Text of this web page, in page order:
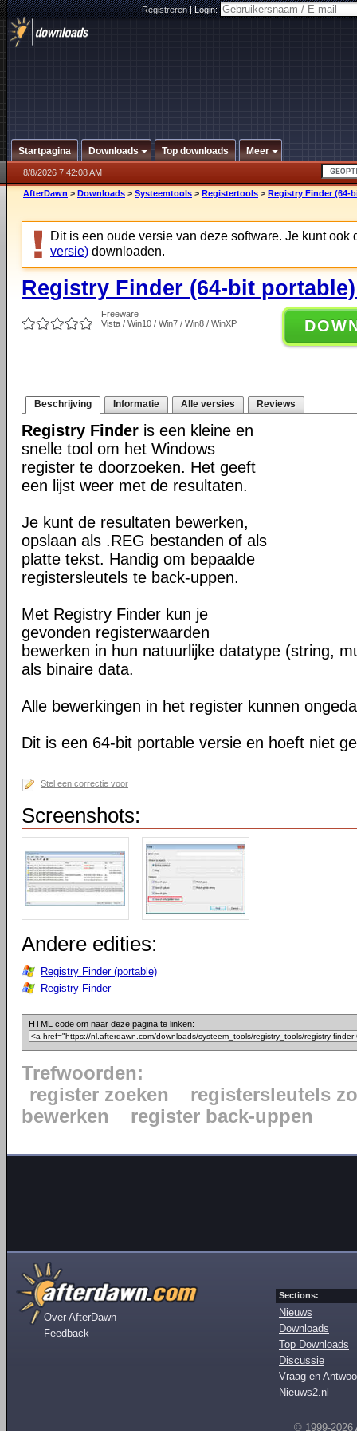
Registreren|Login:
Startpagina Downloads Top downloads Meer
8/8/2026 7:42:08 AM
AfterDawn > Downloads > Systeemtools > Registertools > Registry Finder (64-
Dit is een oude versie van deze software. Je kunt ook
versie) downloaden.
Registry Finder (64-bit
Freeware
Vista / Win10 / Win7 / Win8 / WinXP
Beschrijving Informatie Alle versies Reviews
Registry Finder is een kleine en
snelle tool om het Windows
register te doorzoeken. Het geeft
een lijst weer met de resultaten.
Je kunt de resultaten bewerken,
opslaan als .REG bestanden of als
platte tekst. Handig om bepaalde
registersleutels te back-uppen.
Met Registry Finder kun je
gevonden registerwaarden
bewerken in hun natuurlijke datatype (string,
als binaire data.
Alle bewerkingen in het register kunnen
Dit is een 64-bit portable versie en hoeft niet
Stel een correctie voor
Screenshots:
Andere edities:
Registry Finder (portable)
Registry Finder
HTML code om naar deze pagina te linken:
Trefwoorden:
register zoeken
registersleutels
bewerken
register back-uppen
Over AfterDawn
Feedback
Sections:
Nieuws
Downloads
Top Downloads
Discussie
Vraag en
Nieuws2.nl
© 1999-2026